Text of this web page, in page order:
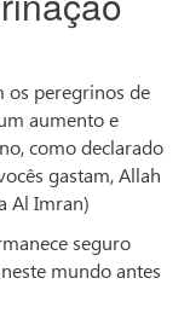
os peregrinos de
aumento e
como declarado
gastam, Allah
Al Imran)
seguro
mundo antes